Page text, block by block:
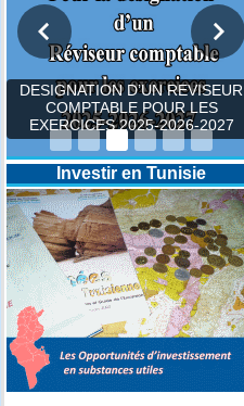
DESIGNATION D’UN REVISEUR
COMPTABLE POUR LES
EXERCICES 2025-2026-2027
Investir en Tunisie